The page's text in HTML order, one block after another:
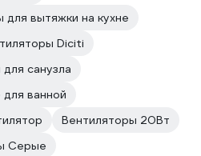
вытяжки на кухне
Diciti
санузла
ванной
Вентиляторы 20Вт
Серые